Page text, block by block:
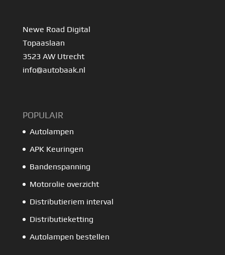
Newe Road Digital
Topaaslaan
3523 AW Utrecht
info@autobaak.nl
POPULAIR
Autolampen
APK Keuringen
Bandenspanning
Motorolie overzicht
Distributieriem interval
Distributieketting
Autolampen bestellen